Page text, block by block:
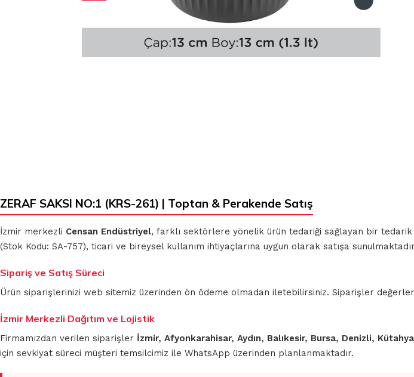
ZERAF SAKSI NO:1 (KRS-261) | Toptan & Perakende Satış
İzmir merkezli Censan Endüstriyel, farklı sektörlere yönelik ürün tedariği sağlayan bir tedarik
(Stok Kodu: SA-757), ticari ve bireysel kullanım ihtiyaçlarına uygun olarak satışa
Sipariş ve Satış Süreci
Ürün siparişlerinizi web sitemiz üzerinden ön ödeme olmadan iletebilirsiniz. Siparişler
İzmir Merkezli Dağıtım ve Lojistik
Firmamızdan verilen siparişler İzmir, Afyonkarahisar, Aydın, Balıkesir, Bursa, Denizli,
için sevkiyat süreci müşteri temsilcimiz ile WhatsApp üzerinden planlanmaktadır.